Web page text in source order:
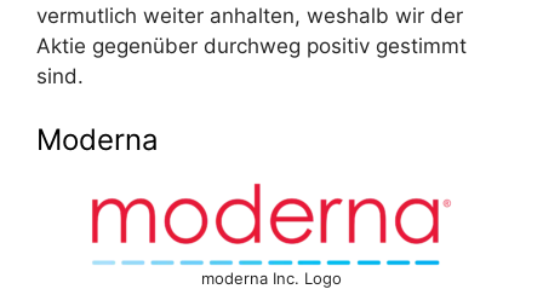
vermutlich weiter anhalten, weshalb wir der
Aktie gegenüber durchweg positiv gestimmt
sind.
Moderna
moderna Inc. Logo